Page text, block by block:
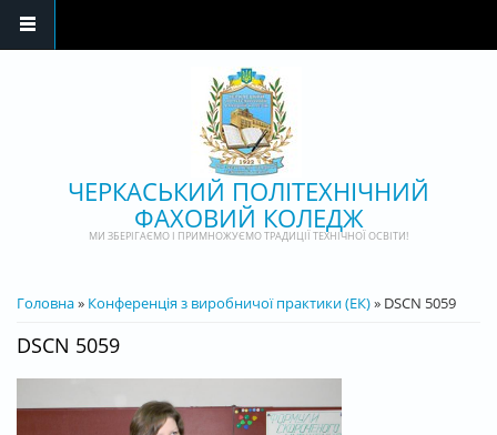
ЧЕРКАСЬКИЙ ПОЛІТЕХНІЧНИЙ
ФАХОВИЙ КОЛЕДЖ
МИ ЗБЕРІГАЄМО І ПРИМНОЖУЄМО ТРАДИЦІЇ ТЕХНІЧНОЇ ОСВІТИ!
ВИ Є ТУТ
Головна» Конференція з виробничої практики (ЕК)» DSCN 5059
DSCN 5059